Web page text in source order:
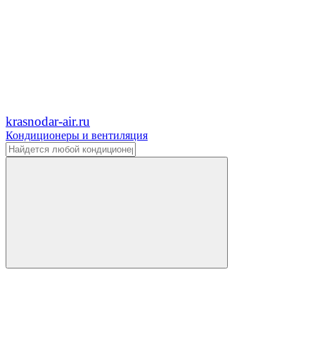
krasnodar-air.ru
Кондиционеры и вентиляция